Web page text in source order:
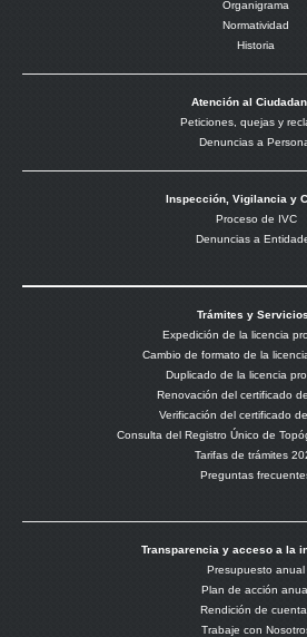
Organigrama
Normatividad
Historia
Atención al
Peticiones, quejas y
Denuncias a
Inspección, Vigilancia y
Proceso de IVC
Denuncias a
Trámites y Servicios
Expedición de la licencia
Cambio de formato de la
Duplicado de la licencia
Renovación del certificado
Verificación del certificado
Consulta del Registro Único de
Tarifas de trámites
Preguntas
Transparencia y acceso a la
Presupuesto anual
Plan de acción
Rendición de
Trabaje con